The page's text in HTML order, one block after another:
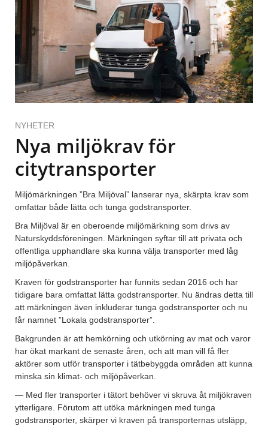
NYHETER
Nya miljökrav för
citytransporter
Miljömärkningen ”Bra Miljöval” lanserar nya, skärpta krav som
omfattar både lätta och tunga godstransporter.
Bra Miljöval är en oberoende miljömärkning som drivs av
Naturskyddsföreningen. Märkningen syftar till att privata och
offentliga upphandlare ska kunna välja transporter med låg
miljöpåverkan.
Kraven för godstransporter har funnits sedan 2016 och har
tidigare bara omfattat lätta godstransporter. Nu ändras detta till
att märkningen även inkluderar tunga godstransporter och nu
får namnet ”Lokala godstransporter”.
Bakgrunden är att hemkörning och utkörning av mat och varor
har ökat markant de senaste åren, och att man vill få fler
aktörer som utför transporter i tätbebyggda områden att kunna
minska sin klimat- och miljöpåverkan.
— Med fler transporter i tätort behöver vi skruva åt miljökraven
ytterligare. Förutom att utöka märkningen med tunga
godstransporter, skärper vi kraven på transporternas utsläpp,